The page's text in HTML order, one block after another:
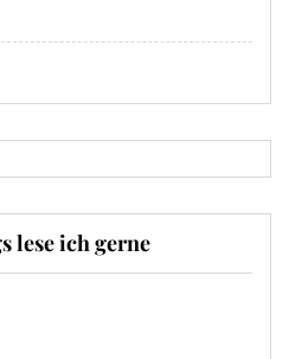
lese ich gerne